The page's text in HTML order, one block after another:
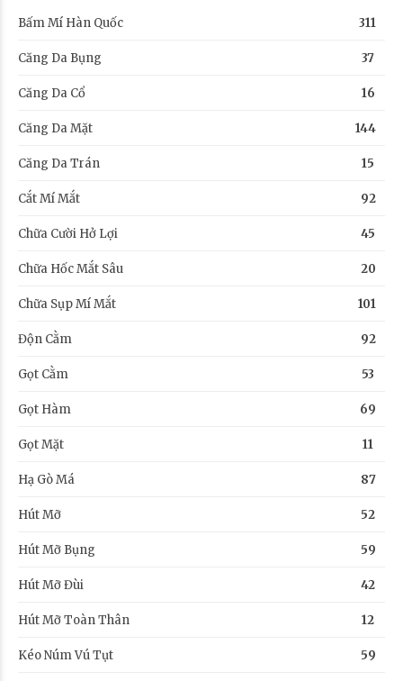
Bấm Mí Hàn Quốc 311
Căng Da Bụng 37
Căng Da Cổ 16
Căng Da Mặt 144
Căng Da Trán 15
Cắt Mí Mắt 92
Chữa Cười Hở Lợi 45
Chữa Hốc Mắt Sâu 20
Chữa Sụp Mí Mắt 101
Độn Cằm 92
Gọt Cằm 53
Gọt Hàm 69
Gọt Mặt 11
Hạ Gò Má 87
Hút Mỡ 52
Hút Mỡ Bụng 59
Hút Mỡ Đùi 42
Hút Mỡ Toàn Thân 12
Kéo Núm Vú Tụt 59